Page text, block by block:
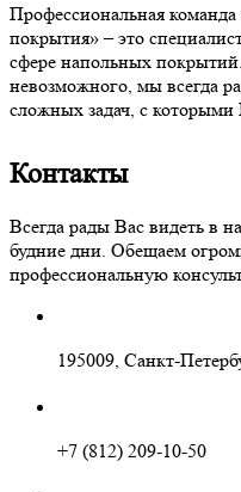
Профессиональная
покрытия» – это
сфере напольных
невозможного, мы всегда
сложных задач, с
Контакты
Всегда рады Вас видеть в
будние дни. Обещаем
профессиональную
195009, Санкт-
+7 (812) 209-10-50